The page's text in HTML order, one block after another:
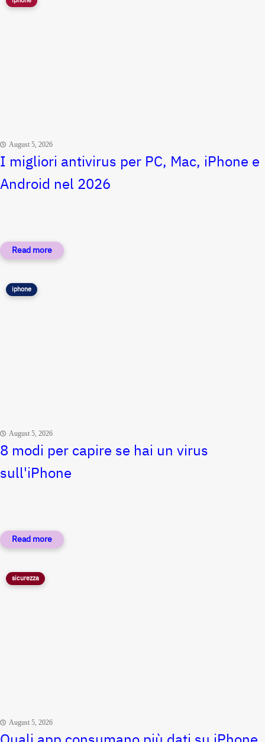
August 5, 2026
I migliori antivirus per PC, Mac, iPhone e
Android nel 2026
iphone
August 5, 2026
8 modi per capire se hai un virus
sull'iPhone
sicurezza
August 5, 2026